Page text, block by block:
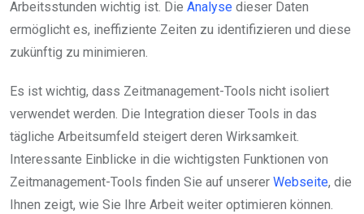
Arbeitsstunden wichtig ist. Die Analyse dieser Daten
ermöglicht es, ineffiziente Zeiten zu identifizieren und diese
zukünftig zu minimieren.
Es ist wichtig, dass Zeitmanagement-Tools nicht isoliert
verwendet werden. Die Integration dieser Tools in das
tägliche Arbeitsumfeld steigert deren Wirksamkeit.
Interessante Einblicke in die wichtigsten Funktionen von
Zeitmanagement-Tools finden Sie auf unserer Webseite, die
Ihnen zeigt, wie Sie Ihre Arbeit weiter optimieren können.